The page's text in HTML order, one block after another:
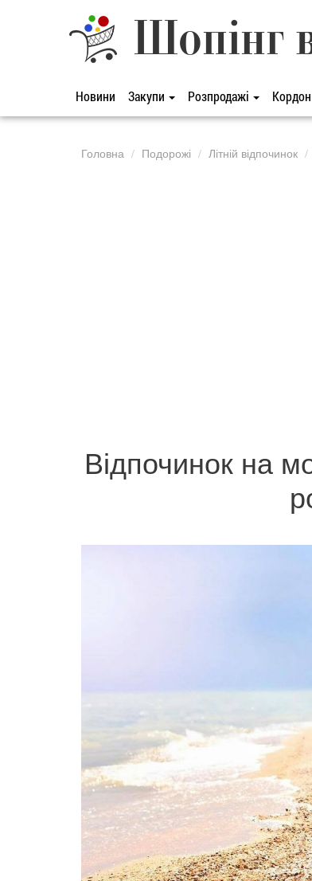
Шопінг
Новини Закупи Розпродажі Кордон
Головна Подорожі Літній відпочинок
Відпочинок на